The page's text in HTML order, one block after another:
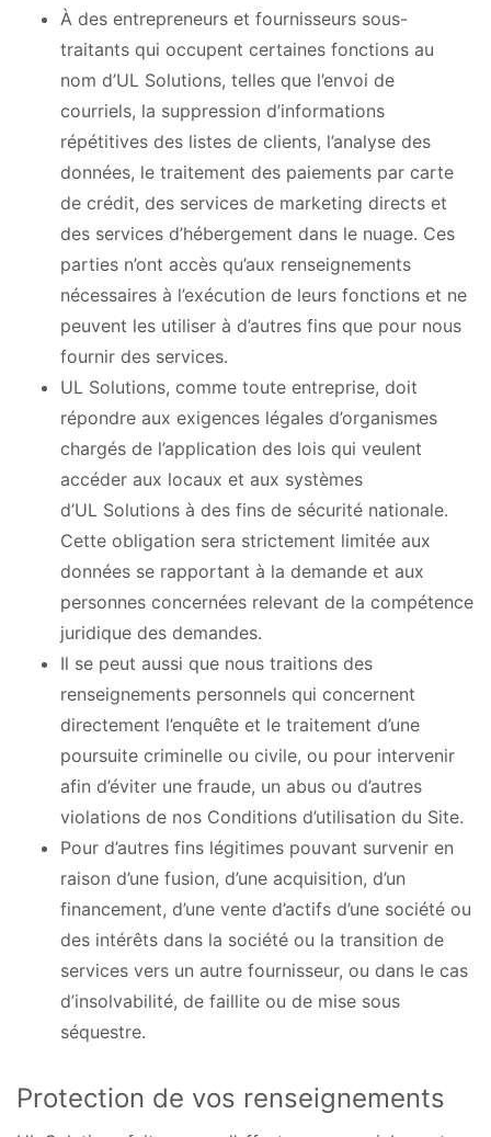
À des entrepreneurs et fournisseurs sous-
traitants qui occupent certaines fonctions au
nom d’UL Solutions, telles que l’envoi de
courriels, la suppression d’informations
répétitives des listes de clients, l’analyse des
données, le traitement des paiements par carte
de crédit, des services de marketing directs et
des services d’hébergement dans le nuage. Ces
parties n’ont accès qu’aux renseignements
nécessaires à l’exécution de leurs fonctions et ne
peuvent les utiliser à d’autres fins que pour nous
fournir des services.
UL Solutions, comme toute entreprise, doit
répondre aux exigences légales d’organismes
chargés de l’application des lois qui veulent
accéder aux locaux et aux systèmes
d’UL Solutions à des fins de sécurité nationale.
Cette obligation sera strictement limitée aux
données se rapportant à la demande et aux
personnes concernées relevant de la compétence
juridique des demandes.
Il se peut aussi que nous traitions des
renseignements personnels qui concernent
directement l’enquête et le traitement d’une
poursuite criminelle ou civile, ou pour intervenir
afin d’éviter une fraude, un abus ou d’autres
violations de nos Conditions d’utilisation du Site.
Pour d’autres fins légitimes pouvant survenir en
raison d’une fusion, d’une acquisition, d’un
financement, d’une vente d’actifs d’une société ou
des intérêts dans la société ou la transition de
services vers un autre fournisseur, ou dans le cas
d’insolvabilité, de faillite ou de mise sous
séquestre.
Protection de vos renseignements